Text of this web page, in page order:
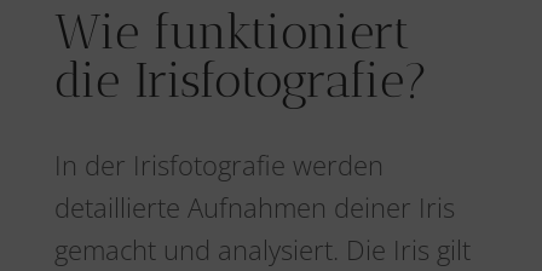
Wie funktioniert
die Irisfotografie?
In der Irisfotografie werden
detaillierte Aufnahmen deiner Iris
gemacht und analysiert. Die Iris gilt